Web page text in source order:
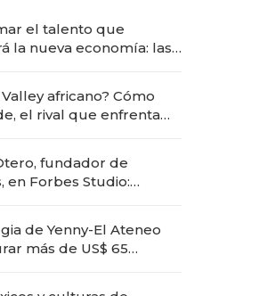
el talento que
la nueva economía: las
africano? Cómo
el rival que enfrenta
fundador de
en Forbes Studio:
de Yenny-El Ateneo
más de US$ 65